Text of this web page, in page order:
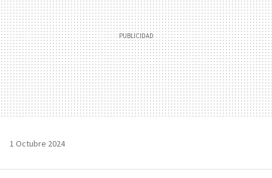
1 Octubre 2024